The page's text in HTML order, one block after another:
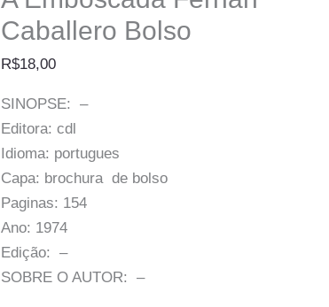
Caballero Bolso
R$18,00
SINOPSE: –
Editora: cdl
Idioma: portugues
Capa: brochura de bolso
Paginas: 154
Ano: 1974
Edição: –
SOBRE O AUTOR: –